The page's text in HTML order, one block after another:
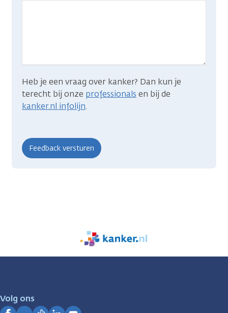
Heb je een vraag over kanker? Dan kun je
terecht bij onze professionals en bij de
kanker.nl infolijn.
We
zijn
Volg ons